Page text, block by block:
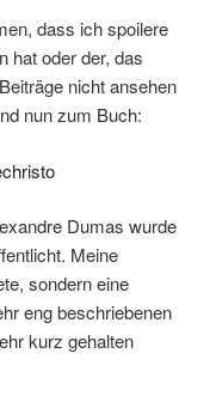
dass ich spoilere
hat oder der, das
nicht ansehen
nun zum Buch:
Dumas wurde
Meine
sondern eine
eng beschriebenen
kurz gehalten